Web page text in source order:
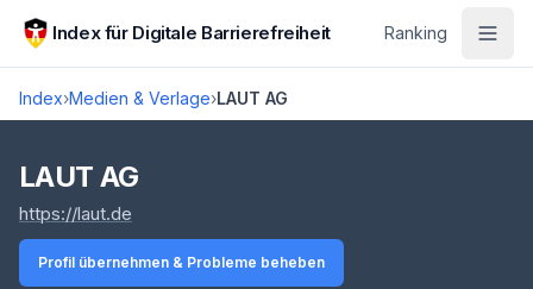
Zum Hauptinhalt springen
Index für Digitale Barrierefreiheit Ranking
Index›Medien & Verlage›LAUT AG
Score lädt
LAUT AG
https://laut.de
Profil übernehmen & Probleme beheben